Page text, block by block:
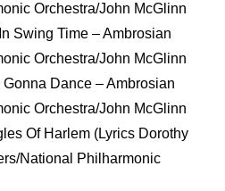
Orchestra/John McGlinn
Swing Time – Ambrosian
Orchestra/John McGlinn
Dance – Ambrosian
Orchestra/John McGlinn
Of Harlem (Lyrics Dorothy
National Philharmonic